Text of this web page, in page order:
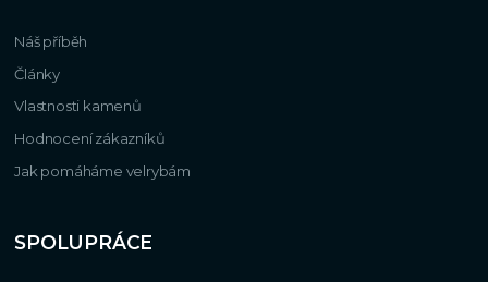
Náš příběh
Články
Vlastnosti kamenů
Hodnocení zákazníků
Jak pomáháme velrybám
SPOLUPRÁCE